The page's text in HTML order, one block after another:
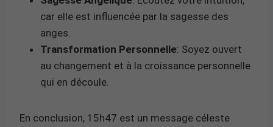
car elle est influencée par la sagesse des
anges.
Transformation Personnelle: Soyez ouvert
au changement et à la croissance personnelle
qui en découle.
En conclusion, 15h47 est un message céleste